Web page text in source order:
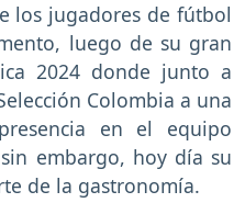
los jugadores de fútbol
luego de su gran
2024 donde junto a
Colombia a una
en el equipo
embargo, hoy día su
de la gastronomía.